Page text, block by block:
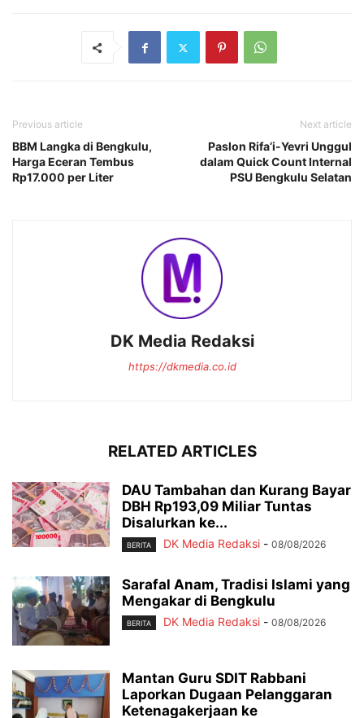
Previous article
BBM Langka di Bengkulu,
Harga Eceran Tembus
Rp17.000 per Liter
Next article
Paslon Rifa’i-Yevri Unggul
dalam Quick Count Internal
PSU Bengkulu Selatan
DK Media Redaksi
https://dkmedia.co.id
RELATED ARTICLES
DAU Tambahan dan Kurang Bayar
DBH Rp193,09 Miliar Tuntas
Disalurkan ke...
BERITA DK Media Redaksi - 08/08/2026
Sarafal Anam, Tradisi Islami yang
Mengakar di Bengkulu
BERITA DK Media Redaksi - 08/08/2026
Mantan Guru SDIT Rabbani
Laporkan Dugaan Pelanggaran
Ketenagakerjaan ke